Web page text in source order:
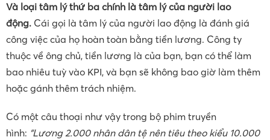
Và loại tâm lý thứ ba chính là tâm lý của người lao
động. Cái gọi là tâm lý của người lao động là đánh giá
công việc của họ hoàn toàn bằng tiền lương. Công ty
thuộc về ông chủ, tiền lương là của bạn, bạn có thể làm
bao nhiêu tuỳ vào KPI, và bạn sẽ không bao giờ làm thêm
hoặc gánh thêm trách nhiệm.
Có một câu thoại như vậy trong bộ phim truyền
hình: “Lương 2.000 nhân dân tệ nên tiêu theo kiểu 10.000